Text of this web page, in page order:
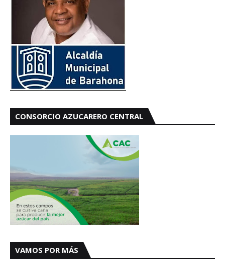
CONSORCIO AZUCARERO CENTRAL
VAMOS POR MÁS